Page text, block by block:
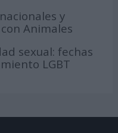
y
Animales
sexual: fechas
LGBT